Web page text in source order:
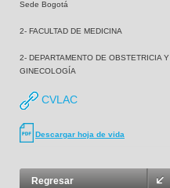
Sede Bogotá
2- FACULTAD DE MEDICINA
2- DEPARTAMENTO DE OBSTETRICIA Y
GINECOLOGÍA
CVLAC
Descargar hoja de vida
Regresar